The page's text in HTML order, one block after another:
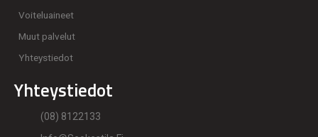
Voiteluaineet
Muut palvelut
Yhteystiedot
Yhteystiedot
(08) 8122133